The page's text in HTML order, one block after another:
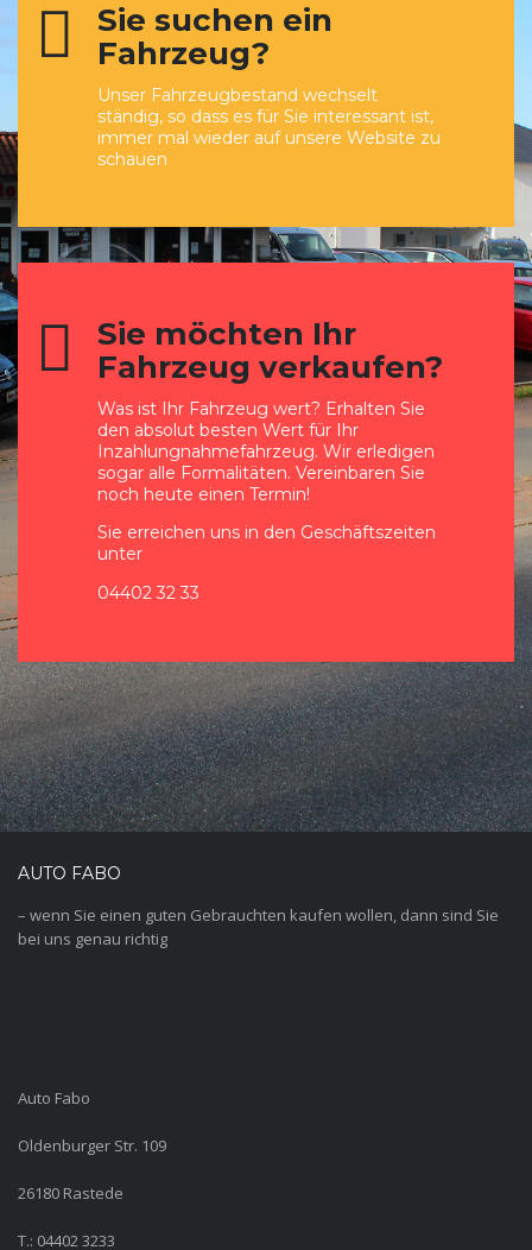
Sie suchen ein
Fahrzeug?
Unser Fahrzeugbestand wechselt
ständig, so dass es für Sie interessant ist,
immer mal wieder auf unsere Website zu
schauen
Sie möchten Ihr
Fahrzeug verkaufen?
Was ist Ihr Fahrzeug wert? Erhalten Sie
den absolut besten Wert für Ihr
Inzahlungnahmefahrzeug. Wir erledigen
sogar alle Formalitäten. Vereinbaren Sie
noch heute einen Termin!
Sie erreichen uns in den Geschäftszeiten
unter
04402 32 33
AUTO FABO
– wenn Sie einen guten Gebrauchten kaufen wollen, dann sind Sie
bei uns genau richtig
Auto Fabo
Oldenburger Str. 109
26180 Rastede
T.: 04402 3233